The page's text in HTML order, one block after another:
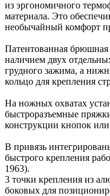
из эргономичного
материала. Это
необычайный комфорт
Патентованная брюшная
наличием двух
грудного зажима, а
кольцо для крепления
На ножных охватах
быстроразъемные
конструкции кнопок
В привязь
быстрого крепления
1963).
3 точки крепления из
боковых для